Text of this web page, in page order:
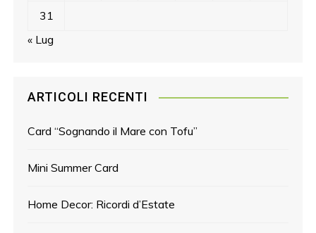
31
« Lug
ARTICOLI RECENTI
Card “Sognando il Mare con Tofu”
Mini Summer Card
Home Decor: Ricordi d’Estate